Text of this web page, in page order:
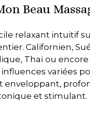
Beau
relaxant intuitif
Californien,
Thaï ou encore
variées
enveloppant,
et stimulant.